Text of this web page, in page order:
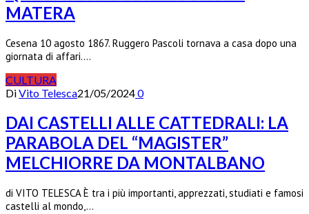
MATERA
Cesena 10 agosto 1867. Ruggero Pascoli tornava a casa dopo una
giornata di affari.…
CULTURA
DiVito Telesca21/05/20240
DAI CASTELLI ALLE CATTEDRALI: LA
PARABOLA DEL “MAGISTER”
MELCHIORRE DA MONTALBANO
di VITO TELESCA È tra i più importanti, apprezzati, studiati e famosi
castelli al mondo,…